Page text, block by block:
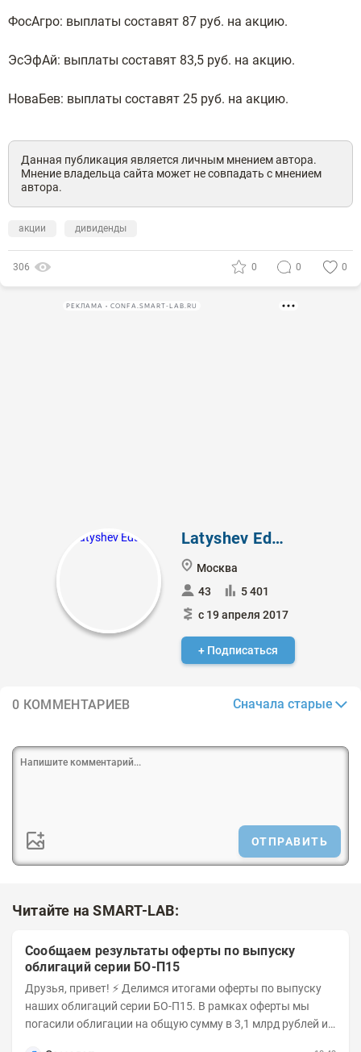
ФосАгро: выплаты составят 87 руб. на акцию.
ЭсЭфАй: выплаты составят 83,5 руб. на акцию.
НоваБев: выплаты составят 25 руб. на акцию.
Данная публикация является личным мнением автора.
Мнение владельца сайта может не совпадать с мнением
автора.
акции дивиденды
306 0 0 0
РЕКЛАМА • CONFA.SMART-LAB.RU
Latyshev Eduard
Москва
43
5 401
с 19 апреля 2017
+ Подписаться
0 КОММЕНТАРИЕВ Сначала старые
ОТПРАВИТЬ
Читайте на SMART-LAB:
Сообщаем результаты оферты по выпуску
облигаций серии БО-П15
Друзья, привет! ⚡️ Делимся итогами оферты по выпуску
наших облигаций серии БО-П15. В рамках оферты мы
погасили облигации на общую сумму в 3,1 млрд рублей из